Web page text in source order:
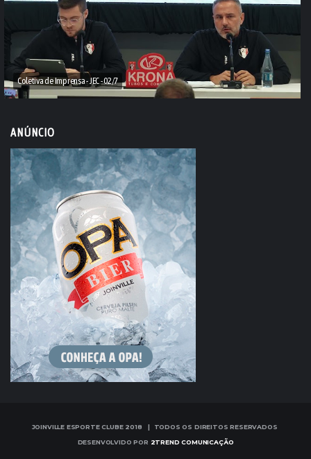
Coletiva de Imprensa - JEC - 02/7
ANÚNCIO
JOINVILLE ESPORTE CLUBE 2018 | TODOS OS DIREITOS RESERVADOS
DESENVOLVIDO POR 2TREND COMUNICAÇÃO